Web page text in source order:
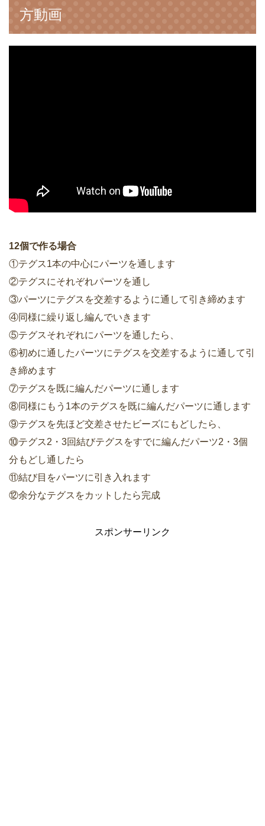
方動画
12個で作る場合
①テグス1本の中心にパーツを通します
②テグスにそれぞれパーツを通し
③パーツにテグスを交差するように通して引き締めます
④同様に繰り返し編んでいきます
⑤テグスそれぞれにパーツを通したら、
⑥初めに通したパーツにテグスを交差するように通して引
き締めます
⑦テグスを既に編んだパーツに通します
⑧同様にもう1本のテグスを既に編んだパーツに通します
⑨テグスを先ほど交差させたビーズにもどしたら、
⑩テグス2・3回結びテグスをすでに編んだパーツ2・3個
分もどし通したら
⑪結び目をパーツに引き入れます
⑫余分なテグスをカットしたら完成
スポンサーリンク